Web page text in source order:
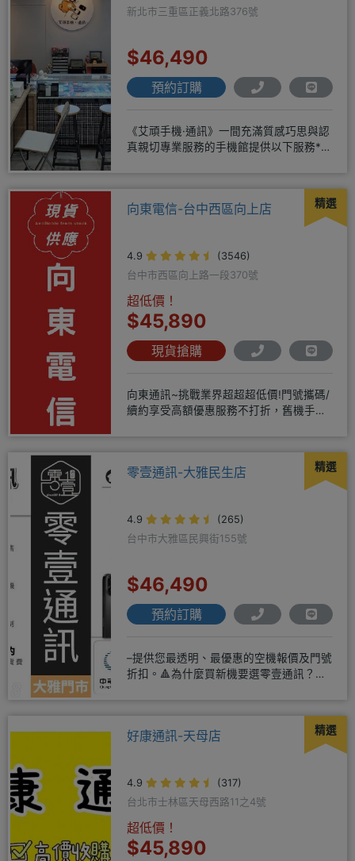
新北市三重區正義北路376號
$46,490
預約訂購
《艾頑手機·通訊》一間充滿質感巧思與認
真親切專業服務的手機館提供以下服務*免
精選
向東電信-台中西區向上店
4.9
(3546)
台中市西區向上路一段370號
超低價！
$45,890
現貨搶購
向東通訊~挑戰業界超超超低價!門號攜碼/
續約享受高額優惠服務不打折，舊機手機
精選
零壹通訊-大雅民生店
4.9
(265)
台中市大雅區民興街155號
$46,490
預約訂購
–提供您最透明、最優惠的空機報價及門號
折扣。🔺為什麼買新機要選零壹通訊？
精選
好康通訊-天母店
4.9
(317)
台北市士林區天母西路11之4號
超低價！
$45,890